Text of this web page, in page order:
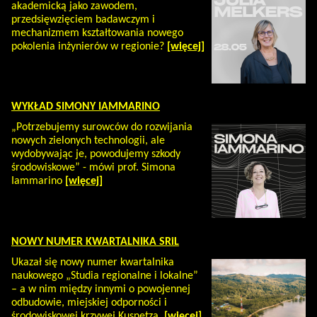
akademicką jako zawodem,
przedsięwzięciem badawczym i
mechanizmem kształtowania nowego
pokolenia inżynierów w regionie? [więcej]
WYKŁAD SIMONY IAMMARINO
„Potrzebujemy surowców do rozwijania
nowych zielonych technologii, ale
wydobywając je, powodujemy szkody
środowiskowe” - mówi prof. Simona
Iammarino [więcej]
NOWY NUMER KWARTALNIKA SRiL
Ukazał się nowy numer kwartalnika
naukowego „Studia regionalne i lokalne”
– a w nim między innymi o powojennej
odbudowie, miejskiej odporności i